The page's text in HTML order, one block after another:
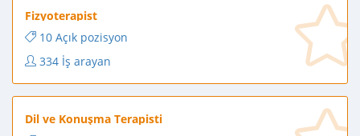
Fizyoterapist
10 Açık pozisyon
334 İş arayan
Dil ve Konuşma Terapisti